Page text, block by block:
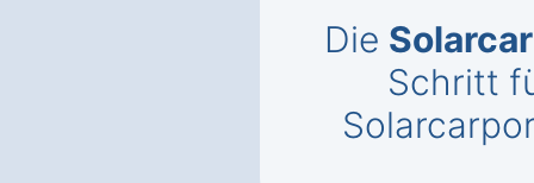
Die
Schritt